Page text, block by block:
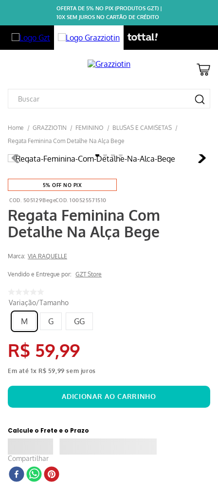
OFERTA DE 5% NO PIX (PRODUTOS GZT) |
10X SEM JUROS NO CARTÃO DE CRÉDITO
GRAZZIOTIN FEMININO
BLUSAS E CAMISETAS
Regata Feminina Com Detalhe Na Alça Bege
5% OFF NO PIX
505129Bege 100525571510
Regata Feminina Com
Detalhe Na Alça Bege
Marca: VIA RAQUELLE
Vendido e Entregue por: GZT Store
Variação/Tamanho
M G GG
R$ 59,99
Em até1x R$ 59 99 sem juros
Calcule o Frete e o Prazo
Compartilhar